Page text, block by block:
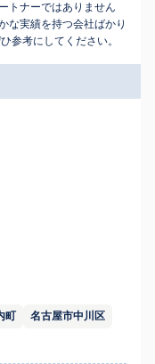
トナーではありません
な実績を持つ会社ばかり
参考にしてください。
町
名古屋市中川区